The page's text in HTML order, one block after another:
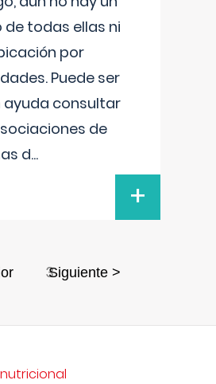
todas ellas ni
por
Puede ser
ayuda consultar
de
d...
+
3Siguiente >